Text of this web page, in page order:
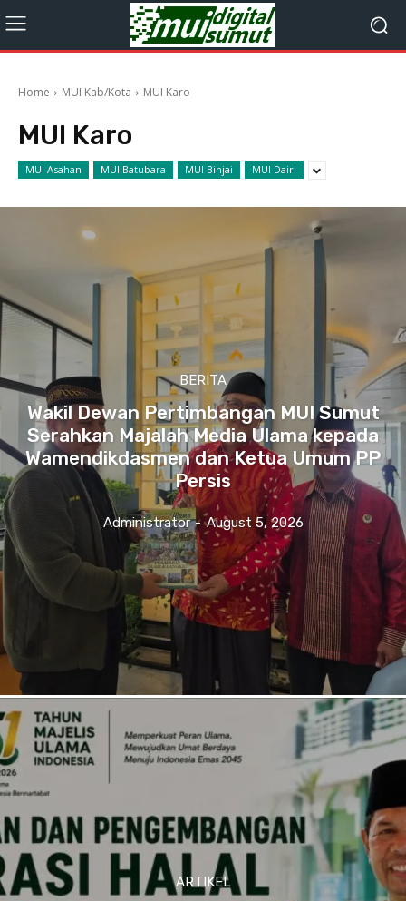
Home MUI Kab/Kota MUI Karo
MUI Karo
MUI Asahan MUI Batubara MUI Binjai MUI Dairi
BERITA
Wakil Dewan Pertimbangan MUI Sumut
Serahkan Majalah Media Ulama kepada
Wamendikdasmen dan Ketua Umum PP
Persis
Administrator - August 5, 2026
ARTIKEL